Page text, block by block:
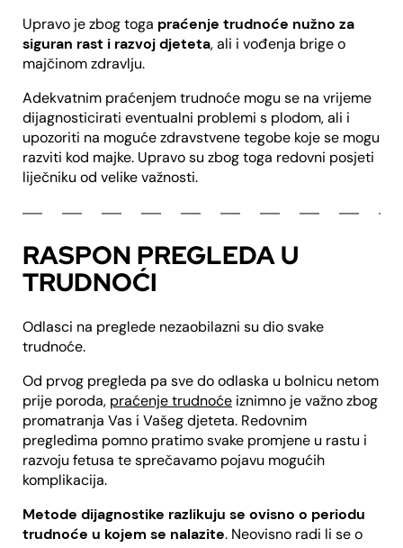
Upravo je zbog toga praćenje trudnoće nužno za
siguran rast i razvoj djeteta, ali i vođenja brige o
majčinom zdravlju.
Adekvatnim praćenjem trudnoće mogu se na vrijeme
dijagnosticirati eventualni problemi s plodom, ali i
upozoriti na moguće zdravstvene tegobe koje se mogu
razviti kod majke. Upravo su zbog toga redovni posjeti
liječniku od velike važnosti.
RASPON PREGLEDA U
TRUDNOĆI
Odlasci na preglede nezaobilazni su dio svake
trudnoće.
Od prvog pregleda pa sve do odlaska u bolnicu netom
prije poroda, praćenje trudnoće iznimno je važno zbog
promatranja Vas i Vašeg djeteta. Redovnim
pregledima pomno pratimo svake promjene u rastu i
razvoju fetusa te sprečavamo pojavu mogućih
komplikacija.
Metode dijagnostike razlikuju se ovisno o periodu
trudnoće u kojem se nalazite. Neovisno radi li se o